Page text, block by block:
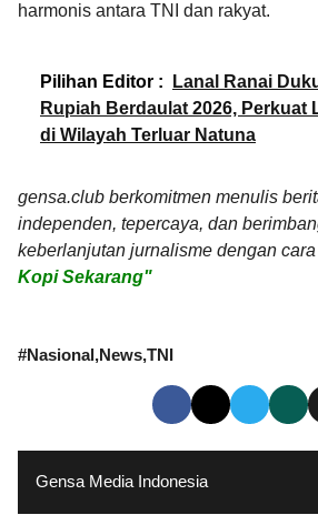
harmonis antara TNI dan rakyat.
Pilihan Editor :
Lanal Ranai
Rupiah Berdaulat 2026, Perkuat
di Wilayah Terluar Natuna
gensa.club berkomitmen menulis
independen, tepercaya, dan
keberlanjutan jurnalisme dengan cara
Kopi Sekarang"
#Nasional News TNI
Gensa Media Indonesia